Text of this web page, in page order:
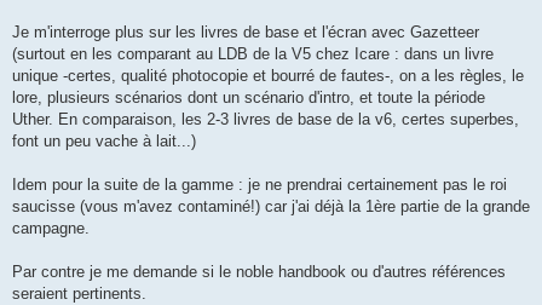
Je m'interroge plus sur les livres de base et l'écran avec Gazetteer
(surtout en les comparant au LDB de la V5 chez Icare : dans un livre
unique -certes, qualité photocopie et bourré de fautes-, on a les règles, le
lore, plusieurs scénarios dont un scénario d'intro, et toute la période
Uther. En comparaison, les 2-3 livres de base de la v6, certes superbes,
font un peu vache à lait...)
Idem pour la suite de la gamme : je ne prendrai certainement pas le roi
saucisse (vous m'avez contaminé!) car j'ai déjà la 1ère partie de la grande
campagne.
Par contre je me demande si le noble handbook ou d'autres références
seraient pertinents.